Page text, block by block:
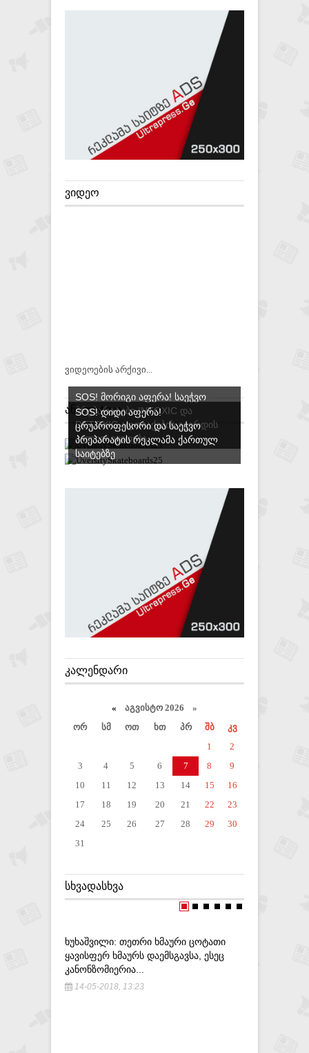
ᲕᲘᲓᲔᲝ
ვიდეოების არქივი...
ᲐᲜᲐᲚᲘᲢᲘᲙᲐ
SOS! ᲛᲝᲠᲘᲒᲘ ᲐᲤᲔᲠᲐ! ᲡᲐᲔᲭᲕᲝ
ᲞᲠᲔᲞᲐᲠᲐᲢᲔᲑᲘ INTOXIC ᲓᲐ
DETOXIC ᲐᲤᲗᲘᲐᲥᲔᲑᲘᲡ ᲒᲕᲔᲠᲓᲘᲡ
ᲐᲕᲚᲘᲗ ᲘᲧᲘᲓᲔᲑᲐ
SOS! ᲓᲘᲓᲘ ᲐᲤᲔᲠᲐ!
ᲪᲠᲣᲞᲠᲝᲤᲔᲡᲝᲠᲘ ᲓᲐ ᲡᲐᲔᲭᲕᲝ
ᲞᲠᲔᲞᲐᲠᲐᲢᲘᲡ ᲠᲔᲙᲚᲐᲛᲐ ᲥᲐᲠᲗᲣᲚ
ᲡᲐᲘᲢᲔᲑᲖᲔ
ᲙᲐᲚᲔᲜᲓᲐᲠᲘ
« აგვისტო 2026 »
ორ
სმ ოთ ხთ პრ შბ
კვ
1
2
3
4 5 6 7 8
9
10
11 12 13 14 15
16
17
18 19 20 21 22
23
24
25 26 27 28 29
30
31
ᲡᲮᲕᲐᲓᲐᲡᲮᲕᲐ
ᲮᲣᲮᲐᲨᲕᲘᲚᲘ: ᲗᲔᲗᲠᲘ ᲮᲛᲐᲣᲠᲘ ᲪᲝᲢᲐᲗᲘ
ᲧᲐᲕᲘᲡᲤᲔᲠ ᲮᲛᲐᲣᲠᲡ ᲓᲐᲔᲛᲡᲒᲐᲕᲡᲐ, ᲔᲡᲔᲪ
ᲙᲐᲜᲝᲜᲖᲝᲛᲘᲔᲠᲘᲐ...
14-05-2018, 13:23